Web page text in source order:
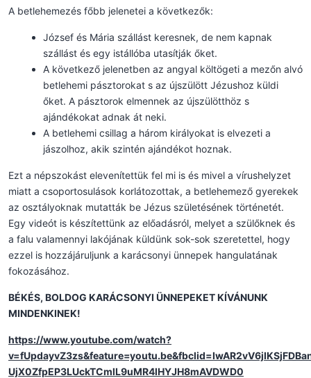
A betlehemezés főbb jelenetei a következők:
József és Mária szállást keresnek, de nem kapnak
szállást és egy istállóba utasítják őket.
A következő jelenetben az angyal költögeti a mezőn alvó
betlehemi pásztorokat s az újszülött Jézushoz küldi
őket. A pásztorok elmennek az újszülötthöz s
ajándékokat adnak át neki.
A betlehemi csillag a három királyokat is elvezeti a
jászolhoz, akik szintén ajándékot hoznak.
Ezt a népszokást elevenítettük fel mi is és mivel a vírushelyzet
miatt a csoportosulások korlátozottak, a betlehemező gyerekek
az osztályoknak mutatták be Jézus születésének történetét.
Egy videót is készítettünk az előadásról, melyet a szülőknek és
a falu valamennyi lakójának küldünk sok-sok szeretettel, hogy
ezzel is hozzájáruljunk a karácsonyi ünnepek hangulatának
fokozásához.
BÉKÉS, BOLDOG KARÁCSONYI ÜNNEPEKET KÍVÁNUNK
MINDENKINEK!
https://www.youtube.com/watch?
UjX0ZfpEP3LUckTCmlL9uMR4lHYJH8mAVDWD0